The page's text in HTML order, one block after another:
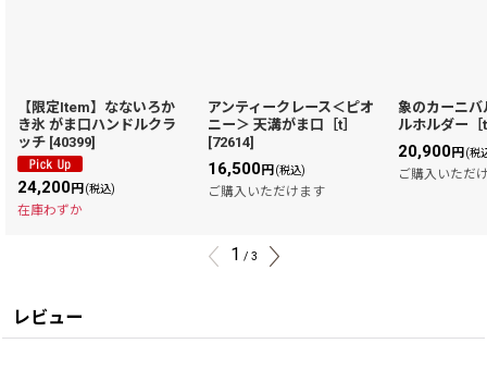
【限定Item】なないろか
き氷 がま口ハンドルクラ
ッチ [40399]
24,200円 (税込)
在庫わずか
アンティークレース＜ピオ
ニー＞ 天溝がま口［t］
[72614]
16,500円 (税込)
ご購入いただけます
象のカーニバ
ルホルダー［
20,900円 (税
ご購入いただ
1 / 3
レビュー